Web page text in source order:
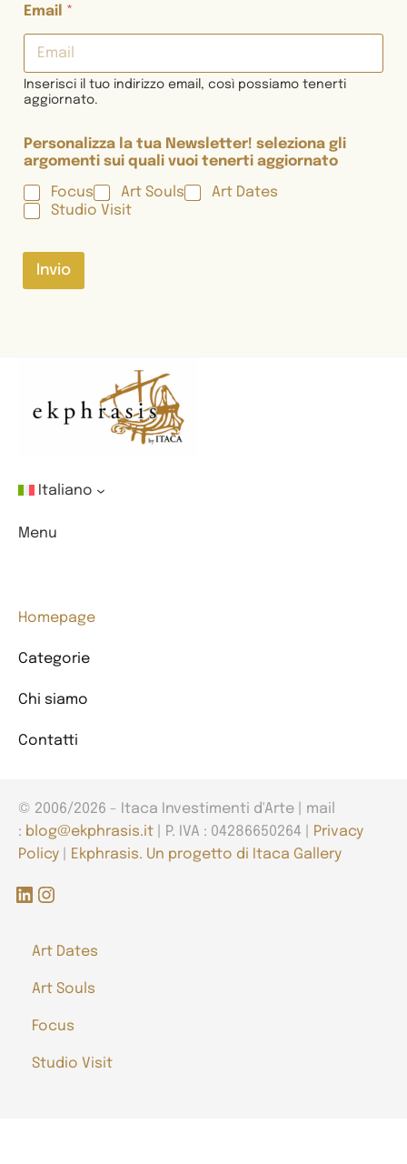
Email *
Inserisci il tuo indirizzo email, così possiamo tenerti
aggiornato.
Personalizza la tua Newsletter! seleziona gli
argomenti sui quali vuoi tenerti aggiornato
Focus
Art Souls
Art Dates
Studio Visit
Invio
Italiano
Menu
Homepage
Categorie
Chi siamo
Contatti
© 2006/2026 - Itaca Investimenti d'Arte | mail
: blog@ekphrasis.it | P. IVA : 04286650264 | Privacy
Policy
Ekphrasis. Un progetto di Itaca Gallery
LinkedIn
Instagram
Art Dates
Art Souls
Focus
Studio Visit